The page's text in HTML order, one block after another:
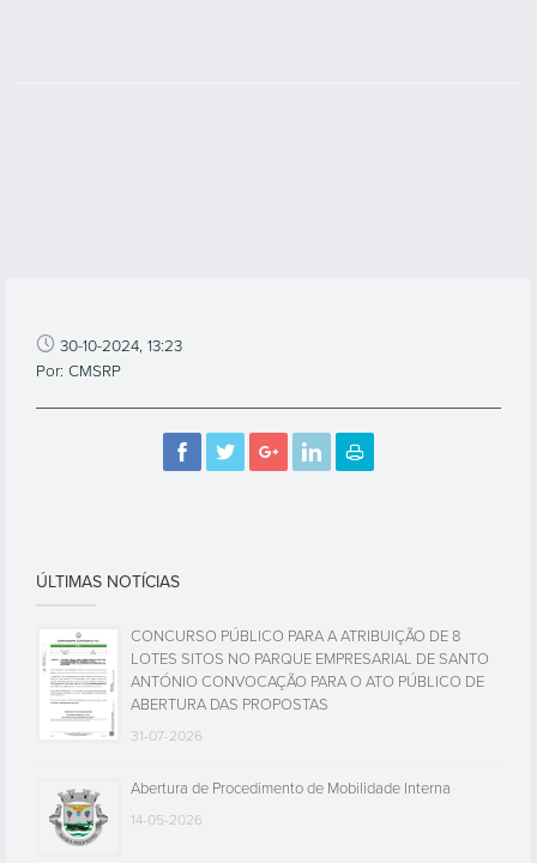
30-10-2024, 13:23
Por: CMSRP
ÚLTIMAS NOTÍCIAS
CONCURSO PÚBLICO PARA A ATRIBUIÇÃO DE 8
LOTES SITOS NO PARQUE EMPRESARIAL DE SANTO
ANTÓNIO CONVOCAÇÃO PARA O ATO PÚBLICO DE
ABERTURA DAS PROPOSTAS
31-07-2026
Abertura de Procedimento de Mobilidade Interna
14-05-2026